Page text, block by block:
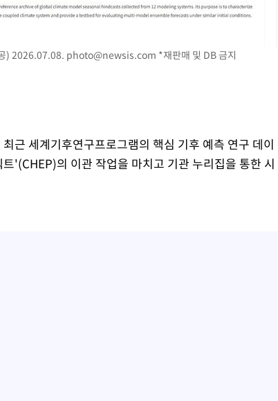
) 2026.07.08. photo@newsis.com *재판매 및 DB 금지
근 세계기후연구프로그램의 핵심 기후 예측 연구 데이
'(CHEP)의 이관 작업을 마치고 기관 누리집을 통한 시